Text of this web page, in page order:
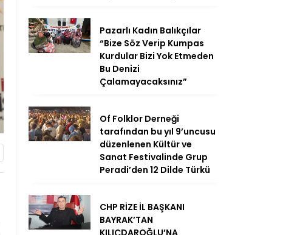
Pazarlı Kadın Balıkçılar
“Bize Söz Verip Kumpas
Kurdular Bizi Yok Etmeden
Bu Denizi
Çalamayacaksınız”
Of Folklor Derneği
tarafından bu yıl 9’uncusu
düzenlenen Kültür ve
Sanat Festivalinde Grup
Peradi’den 12 Dilde Türkü
CHP RİZE İL BAŞKANI
BAYRAK’TAN
KILIÇDAROĞLU’NA